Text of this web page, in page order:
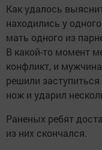
Как удалось
находились у
мать одного из
В какой-то момент
конфликт, и
решили
нож и ударил
Раненых ребят
из них скончался.